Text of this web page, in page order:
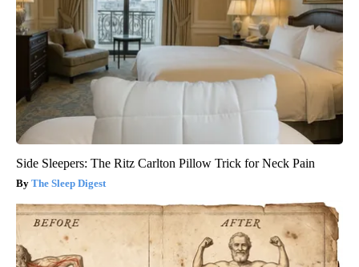
Side Sleepers: The Ritz Carlton Pillow Trick for Neck Pain
The Sleep Digest